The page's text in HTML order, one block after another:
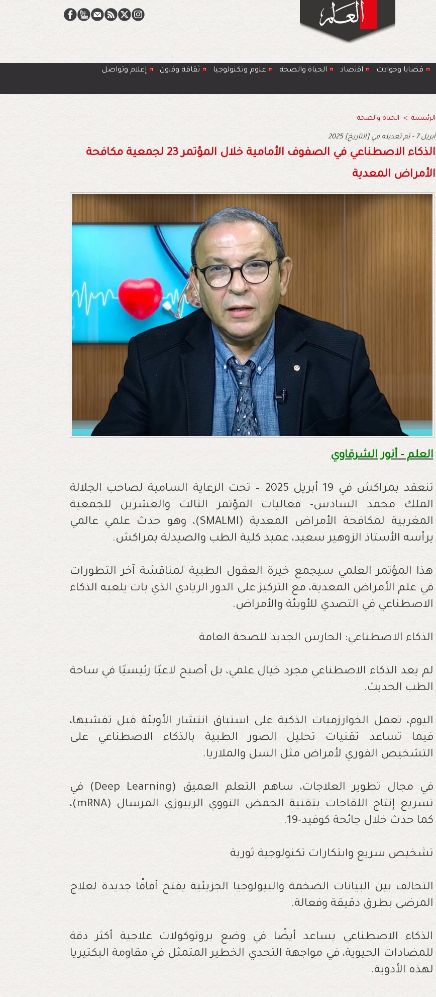
قضايا وحوادث اﻗﺗﺻﺎد الحياة والصحة ﻋﻠوم وتكنولوجيا ﺛﻘﺎﻓﺔ وﻓﻧون
إعلام وتواصل
الرئيسية > الحياة والصحة
2025 أبريل 7 - تم تعديله في [التاريخ]
الذكاء الاصطناعي في الصفوف الأمامية خلال المؤتمر 23 لجمعية مكافحة
الأمراض المعدية
العلم - أنور الشرقاوي
تنعقد بمراكش في 19 أبريل 2025 – تحت الرعاية السامية لصاحب الجلالة
الملك محمد السادس- فعاليات المؤتمر الثالث والعشرين للجمعية
المغربية لمكافحة الأمراض المعدية (SMALMI)، وهو حدث علمي عالمي
يرأسه الأستاذ الزوهير سعيد، عميد كلية الطب والصيدلة بمراكش.
هذا المؤتمر العلمي سيجمع خيرة العقول الطبية لمناقشة آخر التطورات
في علم الأمراض المعدية، مع التركيز على الدور الريادي الذي بات يلعبه الذكاء
الاصطناعي في التصدي للأوبئة والأمراض.
الذكاء الاصطناعي: الحارس الجديد للصحة العامة
لم يعد الذكاء الاصطناعي مجرد خيال علمي، بل أصبح لاعبًا رئيسيًا في ساحة
الطب الحديث.
اليوم، تعمل الخوارزميات الذكية على استباق انتشار الأوبئة قبل تفشيها،
فيما تساعد تقنيات تحليل الصور الطبية بالذكاء الاصطناعي على
التشخيص الفوري لأمراض مثل السل والملاريا.
في مجال تطوير العلاجات، ساهم التعلم العميق (Deep Learning) في
تسريع إنتاج اللقاحات بتقنية الحمض النووي الريبوزي المرسال (mRNA)،
كما حدث خلال جائحة كوفيد-19.
تشخيص سريع وابتكارات تكنولوجية ثورية
التحالف بين البيانات الضخمة والبيولوجيا الجزيئية يفتح آفاقًا جديدة لعلاج
المرضى بطرق دقيقة وفعالة.
الذكاء الاصطناعي يساعد أيضًا في وضع بروتوكولات علاجية أكثر دقة
للمضادات الحيوية، في مواجهة التحدي الخطير المتمثل في مقاومة البكتيريا
لهذه الأدوية.